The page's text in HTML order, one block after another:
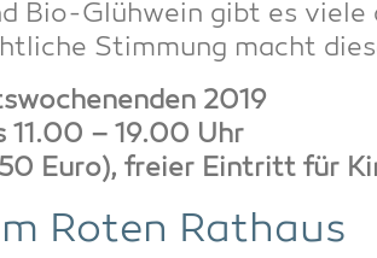
Bio-Glüh­wein gibt es
Stim­mung macht
2019
11.00 – 19.00 Uhr
Euro), frei­er Ein­tritt für
Roten Rathaus